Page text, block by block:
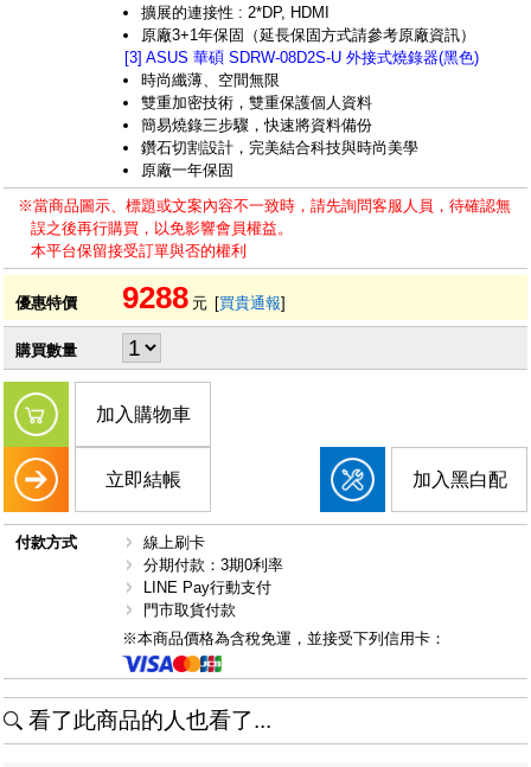
擴展的連接性 : 2*DP, HDMI
原廠3+1年保固（延長保固方式請參考原廠資訊）
[3] ASUS 華碩 SDRW-08D2S-U 外接式燒錄器(黑色)
時尚纖薄、空間無限
雙重加密技術，雙重保護個人資料
簡易燒錄三步驟，快速將資料備份
鑽石切割設計，完美結合科技與時尚美學
原廠一年保固
※當商品圖示、標題或文案內容不一致時，請先詢問客服人員，待確認無
誤之後再行購買，以免影響會員權益。
本平台保留接受訂單與否的權利
優惠特價 9288 元 [買貴通報]
購買數量
加入購物車
立即結帳 加入黑白配
付款方式
線上刷卡
分期付款：3期0利率
LINE Pay行動支付
門市取貨付款
※本商品價格為含稅免運，並接受下列信用卡：
看了此商品的人也看了...